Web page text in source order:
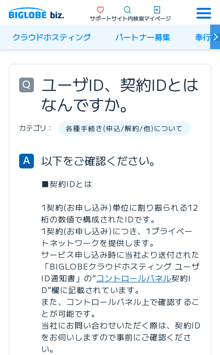
サポートサイト内検索マイページ
クラウドホスティング パートナー募集 奉行/
Q
ユーザID、契約IDとは
なんですか。
カテゴリ： 各種手続き(申込/解約/他)について
A 以下をご確認ください。
■契約IDとは
1契約(お申し込み)単位に割り振られる12
桁の数値で構成されたIDです。
1契約(お申し込み)につき、1プライベー
トネットワークを提供します。
サービス申し込み時に当社より送付された
「BIGLOBEクラウドホスティング ユーザ
ID通知書」の“コントロールパネル契約I
D”欄に記載されています。
また、コントロールパネル上で確認するこ
とが可能です。
当社にお問い合わせいただく際は、契約ID
をお伺いしますので事前にご確認くださ
い。